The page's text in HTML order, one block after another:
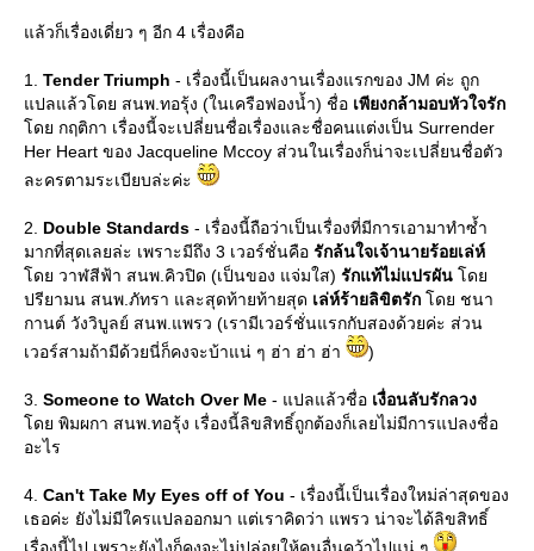
ล้วก็เรื่องเดี่ยว ๆ อีก 4 เรื่องคือ
1. Tender Triumph - เรื่องนี้เป็นผลงานเรื่องแรกของ JM ค่ะ ถูก
ปลแล้วโดย สนพ.ทอรุ้ง (ในเครือฟองน้ำ) ชื่อ เพียงกล้ามอบหัวใจรัก
ดย กฤติกา เรื่องนี้จะเปลี่ยนชื่อเรื่องและชื่อคนแต่งเป็น Surrender
Her Heart ของ Jacqueline Mccoy ส่วนในเรื่องก็น่าจะเปลี่ยนชื่อตัว
ละครตามระเบียบล่ะค่ะ
2. Double Standards - เรื่องนี้ถือว่าเป็นเรื่องที่มีการเอามาทำซ้ำ
มากที่สุดเลยล่ะ เพราะมีถึง 3 เวอร์ชั่นคือ รักล้นใจเจ้านายร้อยเล่ห์
ดย วาฬสีฟ้า สนพ.คิวปิด (เป็นของ แจ่มใส) รักแท้ไม่แปรผัน ด
ปรียามน สนพ.ภัทรา และสุดท้ายท้ายสุด เล่ห์ร้ายลิขิตรัก ดย ชนา
กานต์ วังวิบูลย์ สนพ.แพรว (เรามีเวอร์ชั่นแรกกับสองด้วยค่ะ ส่วน
เวอร์สามถ้ามีด้วยนี่ก็คงจะบ้าแน่ ๆ ฮ่า ฮ่า ฮ่า
)
3. Someone to Watch Over Me - แปลแล้วชื่อ เงื่อนลับรักลวง
ดย พิมผกา สนพ.ทอรุ้ง เรื่องนี้ลิขสิทธิ์ถูกต้องก็เลยไม่มีการแปลงชื่อ
อะไร
4. Can't Take My Eyes off of You - เรื่องนี้เป็นเรื่องใหม่ล่าสุดของ
เธอค่ะ ยังไม่มีใครแปลออกมา แต่เราคิดว่า แพรว น่าจะได้ลิขสิทธิ์